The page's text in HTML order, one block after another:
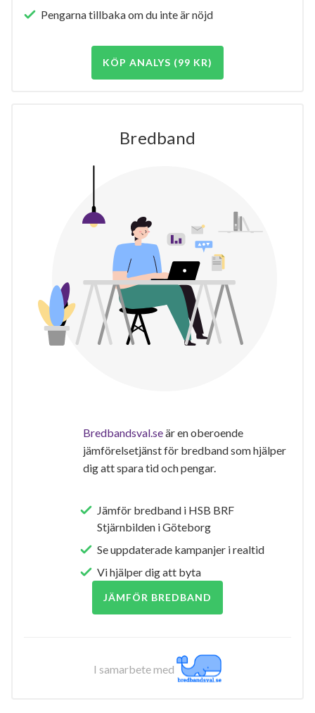
Pengarna tillbaka om du inte är nöjd
KÖP ANALYS (99 KR)
Bredband
Bredbandsval.seär en oberoende
jämförelsetjänst för bredband som hjälper
dig att spara tid och pengar.
Jämför bredband i HSB BRF
Stjärnbilden i Göteborg
Se uppdaterade kampanjer i realtid
Vi hjälper dig att byta
JÄMFÖR BREDBAND
I samarbete med